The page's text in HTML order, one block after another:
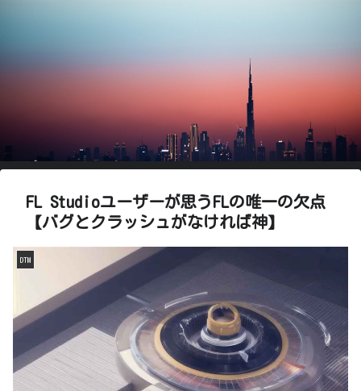
FL Studioユーザーが思うFLの唯一の欠点
【バグとクラッシュがなければ神】
DTM